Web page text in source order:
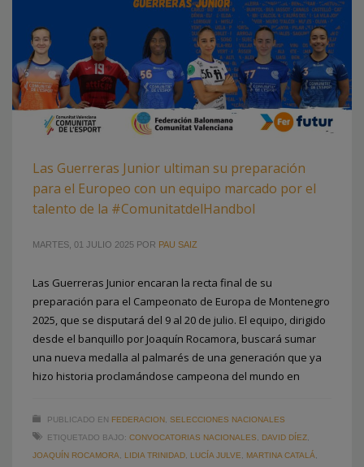
Las Guerreras Junior ultiman su preparación
para el Europeo con un equipo marcado por el
talento de la #ComunitatdelHandbol
MARTES, 01 JULIO 2025 POR PAU SAIZ
Las Guerreras Junior encaran la recta final de su
preparación para el Campeonato de Europa de Montenegro
2025, que se disputará del 9 al 20 de julio. El equipo, dirigido
desde el banquillo por Joaquín Rocamora, buscará sumar
una nueva medalla al palmarés de una generación que ya
hizo historia proclamándose campeona del mundo en
PUBLICADO EN FEDERACION SELECCIONES NACIONALES
ETIQUETADO BAJO: CONVOCATORIAS NACIONALES DAVID DÍEZ
JOAQUÍN ROCAMORA
LIDIA TRINIDAD LUCÍA JULVE MARTINA CATALÁ